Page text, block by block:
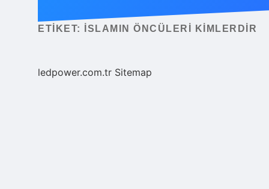
ETIKET: İSLAMIN ÖNCÜLERI KIMLERDIR
ledpower.com.tr Sitemap